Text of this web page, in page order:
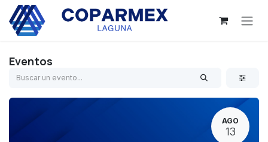
Ir al contenido
Eventos
AGO
13